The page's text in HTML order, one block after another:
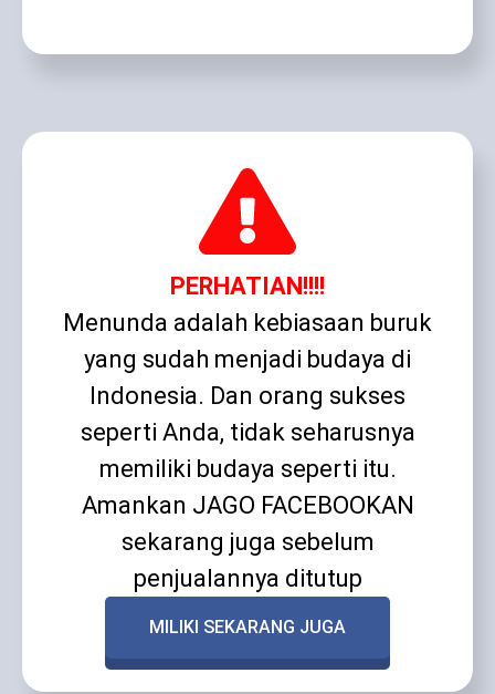
PERHATIAN!!!!
Menunda adalah kebiasaan buruk
yang sudah menjadi budaya di
Indonesia. Dan orang sukses
seperti Anda, tidak seharusnya
memiliki budaya seperti itu.
Amankan JAGO FACEBOOKAN
sekarang juga sebelum
penjualannya ditutup
MILIKI SEKARANG JUGA